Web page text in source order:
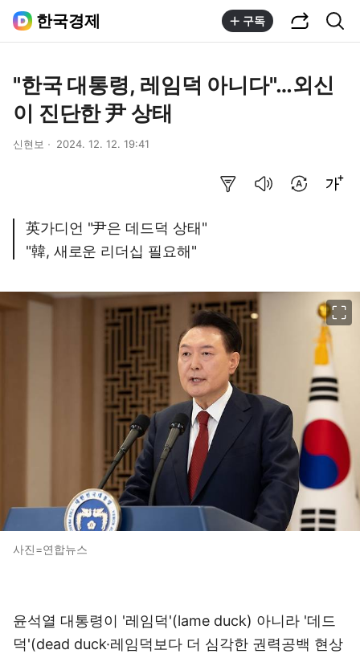
한국경제 구독
"한국 대통령, 레임덕 아니다"…외신
이 진단한 尹 상태
신현보 2024. 12. 12. 19:41
英가디언 "尹은 데드덕 상태"
"韓, 새로운 리더십 필요해"
사진=연합뉴스
윤석열 대통령이 '레임덕'(lame duck) 아니라 '데드
덕'(dead duck·레임덕보다 더 심각한 권력공백 현상